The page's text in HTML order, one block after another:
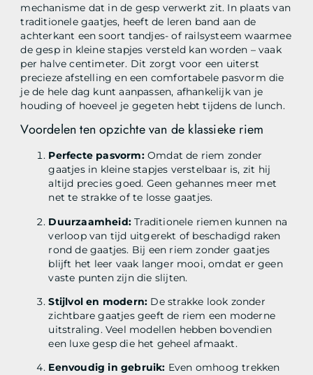
mechanisme dat in de gesp verwerkt zit. In plaats van
traditionele gaatjes, heeft de leren band aan de
achterkant een soort tandjes- of railsysteem waarmee
de gesp in kleine stapjes versteld kan worden – vaak
per halve centimeter. Dit zorgt voor een uiterst
precieze afstelling en een comfortabele pasvorm die
je de hele dag kunt aanpassen, afhankelijk van je
houding of hoeveel je gegeten hebt tijdens de lunch.
Voordelen ten opzichte van de klassieke riem
Perfecte pasvorm:Omdat de riem zonder
gaatjes in kleine stapjes verstelbaar is, zit hij
altijd precies goed. Geen gehannes meer met
net te strakke of te losse gaatjes.
Duurzaamheid: Traditionele riemen kunnen na
verloop van tijd uitgerekt of beschadigd raken
rond de gaatjes. Bij een riem zonder gaatjes
blijft het leer vaak langer mooi, omdat er geen
vaste punten zijn die slijten.
Stijlvol en modern: De strakke look zonder
zichtbare gaatjes geeft de riem een moderne
uitstraling. Veel modellen hebben bovendien
een luxe gesp die het geheel afmaakt.
Eenvoudig in gebruik: Even omhoog trekken